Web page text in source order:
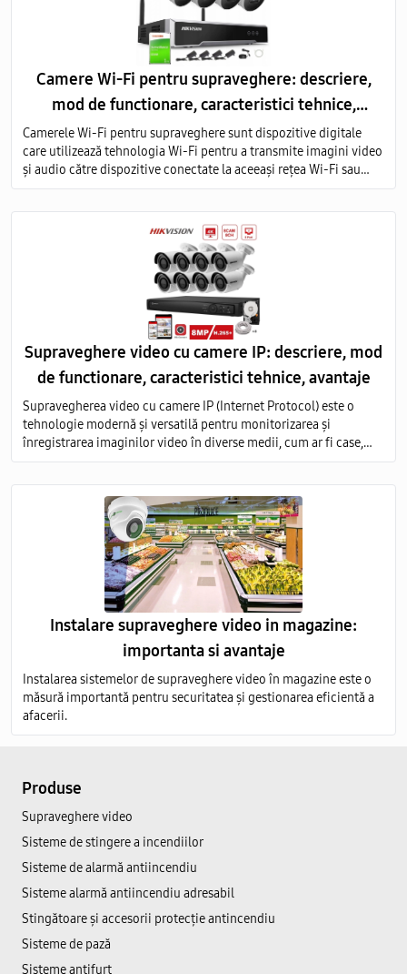
Camere Wi-Fi pentru supraveghere: descriere,
mod de functionare, caracteristici tehnice,
avantaje
Camerele Wi-Fi pentru supraveghere sunt dispozitive digitale
care utilizează tehnologia Wi-Fi pentru a transmite imagini video
și audio către dispozitive conectate la aceeași rețea Wi-Fi sau
prin intermediul internetului.
Supraveghere video cu camere IP: descriere, mod
de functionare, caracteristici tehnice, avantaje
Supravegherea video cu camere IP (Internet Protocol) este o
tehnologie modernă și versatilă pentru monitorizarea și
înregistrarea imaginilor video în diverse medii, cum ar fi case,
birouri, clădiri comerciale, instituții publice și industriale.
Instalare supraveghere video in magazine:
importanta si avantaje
Instalarea sistemelor de supraveghere video în magazine este o
măsură importantă pentru securitatea și gestionarea eficientă a
afacerii.
Produse
Supraveghere video
Sisteme de stingere a incendiilor
Sisteme de alarmă antiincendiu
Sisteme alarmă antiincendiu adresabil
Stingătoare și accesorii protecție antincendiu
Sisteme de pază
Sisteme antifurt